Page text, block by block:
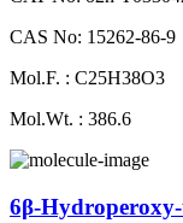
CAS No: 15262-86-9
Mol.F. : C25H38O3
Mol.Wt. : 386.6
6β-Hydroperoxy-